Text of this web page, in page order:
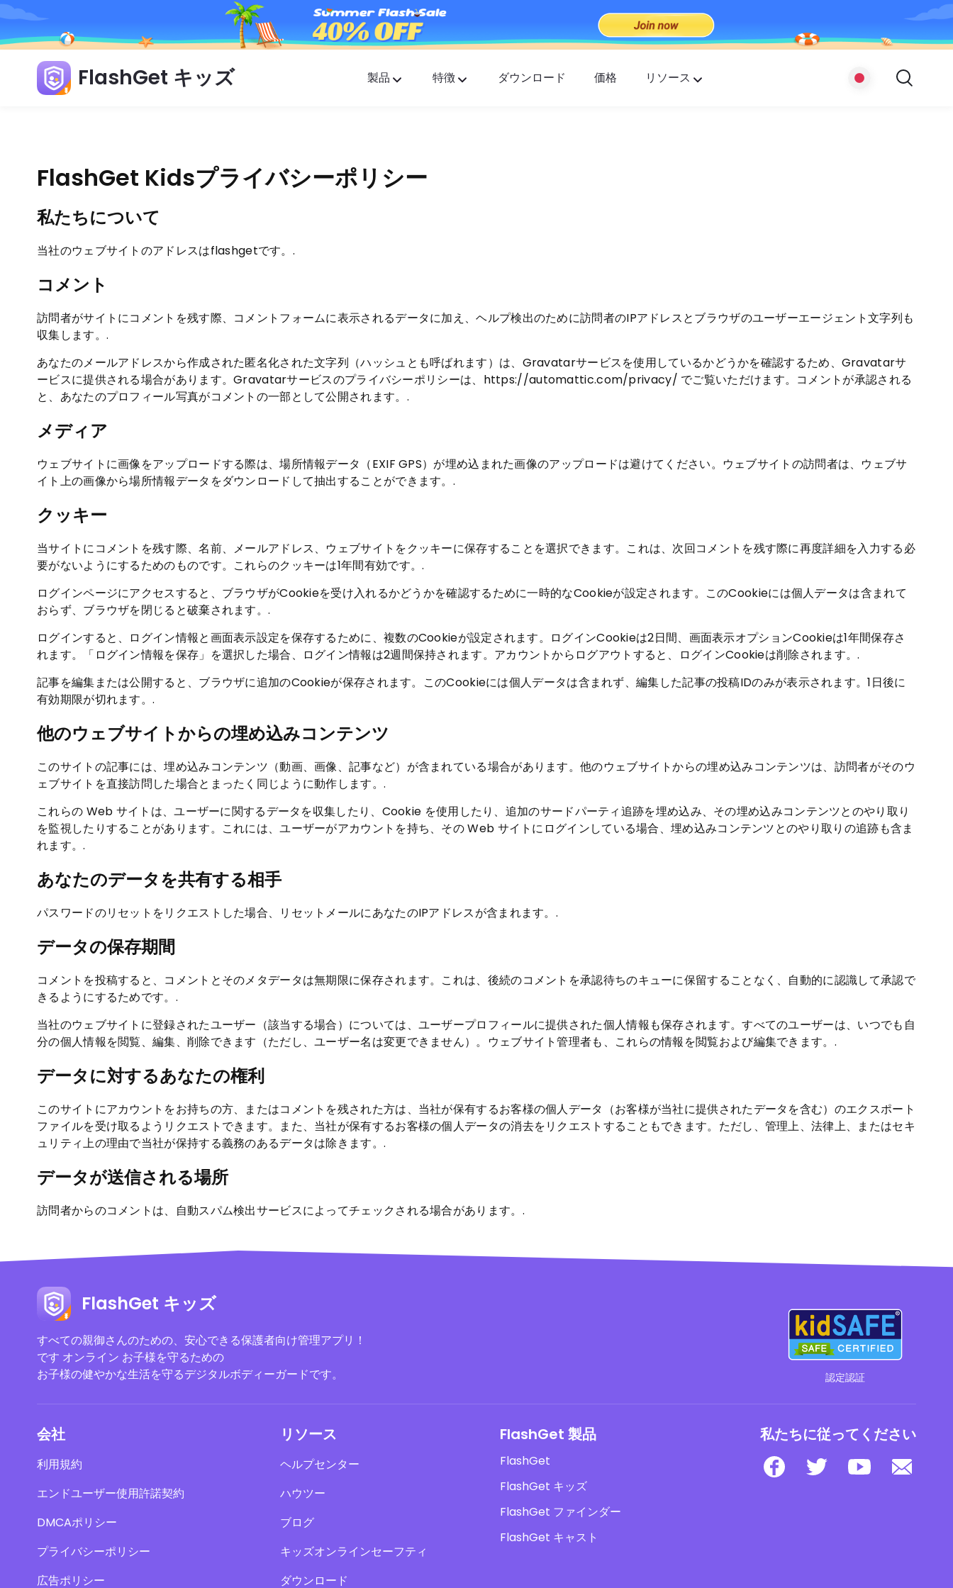
FlashGet キッズ 製品 特徴 ダウンロード 価格 リソース
FlashGet Kidsプライバシーポリシー
私たちについて
当社のウェブサイトのアドレスはflashgetです。.
コメント
訪問者がサイトにコメントを残す際、コメントフォームに表示されるデータに加え、ヘルプ検出のために訪問者のIPアドレスとブラウザのユーザーエージェント文字列も
収集します。.
あなたのメールアドレスから作成された匿名化された文字列（ハッシュとも呼ばれます）は、Gravatarサービスを使用しているかどうかを確認するため、Gravatarサ
ービスに提供される場合があります。Gravatarサービスのプライバシーポリシーは、https://automattic.com/privacy/ でご覧いただけます。コメントが承認される
と、あなたのプロフィール写真がコメントの一部として公開されます。.
メディア
ウェブサイトに画像をアップロードする際は、場所情報データ（EXIF GPS）が埋め込まれた画像のアップロードは避けてください。ウェブサイトの訪問者は、ウェブサ
イト上の画像から場所情報データをダウンロードして抽出することができます。.
クッキー
当サイトにコメントを残す際、名前、メールアドレス、ウェブサイトをクッキーに保存することを選択できます。これは、次回コメントを残す際に再度詳細を入力する必
要がないようにするためのものです。これらのクッキーは1年間有効です。.
ログインページにアクセスすると、ブラウザがCookieを受け入れるかどうかを確認するために一時的なCookieが設定されます。このCookieには個人データは含まれて
おらず、ブラウザを閉じると破棄されます。.
ログインすると、ログイン情報と画面表示設定を保存するために、複数のCookieが設定されます。ログインCookieは2日間、画面表示オプションCookieは1年間保存さ
れます。「ログイン情報を保存」を選択した場合、ログイン情報は2週間保持されます。アカウントからログアウトすると、ログインCookieは削除されます。.
記事を編集または公開すると、ブラウザに追加のCookieが保存されます。このCookieには個人データは含まれず、編集した記事の投稿IDのみが表示されます。1日後に
有効期限が切れます。.
他のウェブサイトからの埋め込みコンテンツ
このサイトの記事には、埋め込みコンテンツ（動画、画像、記事など）が含まれている場合があります。他のウェブサイトからの埋め込みコンテンツは、訪問者がそのウ
ェブサイトを直接訪問した場合とまったく同じように動作します。.
これらの Web サイトは、ユーザーに関するデータを収集したり、Cookie を使用したり、追加のサードパーティ追跡を埋め込み、その埋め込みコンテンツとのやり取り
を監視したりすることがあります。これには、ユーザーがアカウントを持ち、その Web サイトにログインしている場合、埋め込みコンテンツとのやり取りの追跡も含ま
れます。.
あなたのデータを共有する相手
パスワードのリセットをリクエストした場合、リセットメールにあなたのIPアドレスが含まれます。.
データの保存期間
コメントを投稿すると、コメントとそのメタデータは無期限に保存されます。これは、後続のコメントを承認待ちのキューに保留することなく、自動的に認識して承認で
きるようにするためです。.
当社のウェブサイトに登録されたユーザー（該当する場合）については、ユーザープロフィールに提供された個人情報も保存されます。すべてのユーザーは、いつでも自
分の個人情報を閲覧、編集、削除できます（ただし、ユーザー名は変更できません）。ウェブサイト管理者も、これらの情報を閲覧および編集できます。.
データに対するあなたの権利
このサイトにアカウントをお持ちの方、またはコメントを残された方は、当社が保有するお客様の個人データ（お客様が当社に提供されたデータを含む）のエクスポート
ファイルを受け取るようリクエストできます。また、当社が保有するお客様の個人データの消去をリクエストすることもできます。ただし、管理上、法律上、またはセキ
ュリティ上の理由で当社が保持する義務のあるデータは除きます。.
データが送信される場所
訪問者からのコメントは、自動スパム検出サービスによってチェックされる場合があります。.
FlashGet キッズ
すべての親御さんのための、安心できる保護者向け管理アプリ！
です オンライン お子様を守るための
お子様の健やかな生活を守るデジタルボディーガードです。
認定認証
会社
利用規約
エンドユーザー使用許諾契約
DMCAポリシー
プライバシーポリシー
広告ポリシー
リソース
ヘルプセンター
ハウツー
ブログ
キッズオンラインセーフティ
ダウンロード
FlashGet 製品
FlashGet
FlashGet キッズ
FlashGet ファインダー
FlashGet キャスト
私たちに従ってください